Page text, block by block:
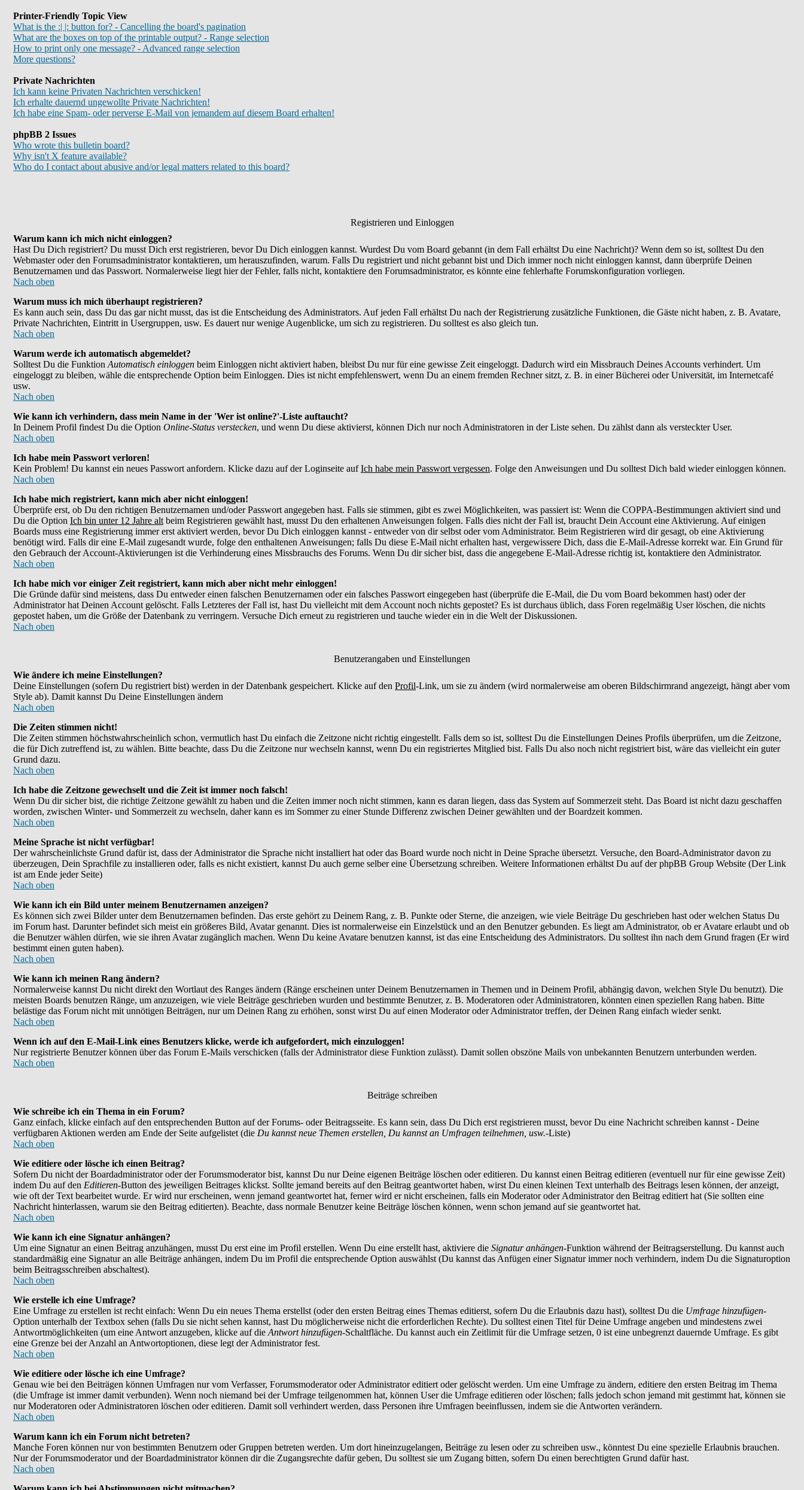
Printer-Friendly Topic View
What is the :| |: button for? - Cancelling the board's pagination
What are the boxes on top of the printable output? - Range selection
How to print only one message? - Advanced range selection
More questions?
Private Nachrichten
Ich kann keine Privaten Nachrichten verschicken!
Ich erhalte dauernd ungewollte Private Nachrichten!
Ich habe eine Spam- oder perverse E-Mail von jemandem auf diesem Board erhalten!
phpBB 2 Issues
Who wrote this bulletin board?
Why isn't X feature available?
Who do I contact about abusive and/or legal matters related to this board?
Registrieren und Einloggen
Warum kann ich mich nicht einloggen?
Hast Du Dich registriert? Du musst Dich erst registrieren, bevor Du Dich einloggen kannst. Wurdest Du vom Board gebannt (in dem Fall erhältst Du eine Nachricht)? Wenn dem so ist, solltest Du den
Webmaster oder den Forumsadministrator kontaktieren, um herauszufinden, warum. Falls Du registriert und nicht gebannt bist und Dich immer noch nicht einloggen kannst, dann überprüfe Deinen
Benutzernamen und das Passwort. Normalerweise liegt hier der Fehler, falls nicht, kontaktiere den Forumsadministrator, es könnte eine fehlerhafte Forumskonfiguration vorliegen.
Nach oben
Warum muss ich mich überhaupt registrieren?
Es kann auch sein, dass Du das gar nicht musst, das ist die Entscheidung des Administrators. Auf jeden Fall erhältst Du nach der Registrierung zusätzliche Funktionen, die Gäste nicht haben, z. B. Avatare,
Private Nachrichten, Eintritt in Usergruppen, usw. Es dauert nur wenige Augenblicke, um sich zu registrieren. Du solltest es also gleich tun.
Nach oben
Warum werde ich automatisch abgemeldet?
Solltest Du die Funktion Automatisch einloggen beim Einloggen nicht aktiviert haben, bleibst Du nur für eine gewisse Zeit eingeloggt. Dadurch wird ein Missbrauch Deines Accounts verhindert. Um
eingeloggt zu bleiben, wähle die entsprechende Option beim Einloggen. Dies ist nicht empfehlenswert, wenn Du an einem fremden Rechner sitzt, z. B. in einer Bücherei oder Universität, im Internetcafé
usw.
Nach oben
Wie kann ich verhindern, dass mein Name in der 'Wer ist online?'-Liste auftaucht?
In Deinem Profil findest Du die Option Online-Status verstecken, und wenn Du diese aktivierst, können Dich nur noch Administratoren in der Liste sehen. Du zählst dann als versteckter User.
Nach oben
Ich habe mein Passwort verloren!
Kein Problem! Du kannst ein neues Passwort anfordern. Klicke dazu auf der Loginseite aufIch habe mein Passwort vergessen. Folge den Anweisungen und Du solltest Dich bald wieder einloggen können.
Nach oben
Ich habe mich registriert, kann mich aber nicht einloggen!
Überprüfe erst, ob Du den richtigen Benutzernamen und/oder Passwort angegeben hast. Falls sie stimmen, gibt es zwei Möglichkeiten, was passiert ist: Wenn die COPPA-Bestimmungen aktiviert sind und
Du die Option Ich bin unter 12 Jahre alt beim Registrieren gewählt hast, musst Du den erhaltenen Anweisungen folgen. Falls dies nicht der Fall ist, braucht Dein Account eine Aktivierung. Auf einigen
Boards muss eine Registrierung immer erst aktiviert werden, bevor Du Dich einloggen kannst - entweder von dir selbst oder vom Administrator. Beim Registrieren wird dir gesagt, ob eine Aktivierung
benötigt wird. Falls dir eine E-Mail zugesandt wurde, folge den enthaltenen Anweisungen; falls Du diese E-Mail nicht erhalten hast, vergewissere Dich, dass die E-Mail-Adresse korrekt war. Ein Grund für
den Gebrauch der Account-Aktivierungen ist die Verhinderung eines Missbrauchs des Forums. Wenn Du dir sicher bist, dass die angegebene E-Mail-Adresse richtig ist, kontaktiere den Administrator.
Nach oben
Ich habe mich vor einiger Zeit registriert, kann mich aber nicht mehr einloggen!
Die Gründe dafür sind meistens, dass Du entweder einen falschen Benutzernamen oder ein falsches Passwort eingegeben hast (überprüfe die E-Mail, die Du vom Board bekommen hast) oder der
Administrator hat Deinen Account gelöscht. Falls Letzteres der Fall ist, hast Du vielleicht mit dem Account noch nichts gepostet? Es ist durchaus üblich, dass Foren regelmäßig User löschen, die nichts
gepostet haben, um die Größe der Datenbank zu verringern. Versuche Dich erneut zu registrieren und tauche wieder ein in die Welt der Diskussionen.
Nach oben
Benutzerangaben und Einstellungen
Wie ändere ich meine Einstellungen?
Deine Einstellungen (sofern Du registriert bist) werden in der Datenbank gespeichert. Klicke auf den Profil-Link, um sie zu ändern (wird normalerweise am oberen Bildschirmrand angezeigt, hängt aber vom
Style ab). Damit kannst Du Deine Einstellungen ändern
Nach oben
Die Zeiten stimmen nicht!
Die Zeiten stimmen höchstwahrscheinlich schon, vermutlich hast Du einfach die Zeitzone nicht richtig eingestellt. Falls dem so ist, solltest Du die Einstellungen Deines Profils überprüfen, um die Zeitzone,
die für Dich zutreffend ist, zu wählen. Bitte beachte, dass Du die Zeitzone nur wechseln kannst, wenn Du ein registriertes Mitglied bist. Falls Du also noch nicht registriert bist, wäre das vielleicht ein guter
Grund dazu.
Nach oben
Ich habe die Zeitzone gewechselt und die Zeit ist immer noch falsch!
Wenn Du dir sicher bist, die richtige Zeitzone gewählt zu haben und die Zeiten immer noch nicht stimmen, kann es daran liegen, dass das System auf Sommerzeit steht. Das Board ist nicht dazu geschaffen
worden, zwischen Winter- und Sommerzeit zu wechseln, daher kann es im Sommer zu einer Stunde Differenz zwischen Deiner gewählten und der Boardzeit kommen.
Nach oben
Meine Sprache ist nicht verfügbar!
Der wahrscheinlichste Grund dafür ist, dass der Administrator die Sprache nicht installiert hat oder das Board wurde noch nicht in Deine Sprache übersetzt. Versuche, den Board-Administrator davon zu
überzeugen, Dein Sprachfile zu installieren oder, falls es nicht existiert, kannst Du auch gerne selber eine Übersetzung schreiben. Weitere Informationen erhältst Du auf der phpBB Group Website (Der Link
ist am Ende jeder Seite)
Nach oben
Wie kann ich ein Bild unter meinem Benutzernamen anzeigen?
Es können sich zwei Bilder unter dem Benutzernamen befinden. Das erste gehört zu Deinem Rang, z. B. Punkte oder Sterne, die anzeigen, wie viele Beiträge Du geschrieben hast oder welchen Status Du
im Forum hast. Darunter befindet sich meist ein größeres Bild, Avatar genannt. Dies ist normalerweise ein Einzelstück und an den Benutzer gebunden. Es liegt am Administrator, ob er Avatare erlaubt und ob
die Benutzer wählen dürfen, wie sie ihren Avatar zugänglich machen. Wenn Du keine Avatare benutzen kannst, ist das eine Entscheidung des Administrators. Du solltest ihn nach dem Grund fragen (Er wird
bestimmt einen guten haben).
Nach oben
Wie kann ich meinen Rang ändern?
Normalerweise kannst Du nicht direkt den Wortlaut des Ranges ändern (Ränge erscheinen unter Deinem Benutzernamen in Themen und in Deinem Profil, abhängig davon, welchen Style Du benutzt). Die
meisten Boards benutzen Ränge, um anzuzeigen, wie viele Beiträge geschrieben wurden und bestimmte Benutzer, z. B. Moderatoren oder Administratoren, könnten einen speziellen Rang haben. Bitte
belästige das Forum nicht mit unnötigen Beiträgen, nur um Deinen Rang zu erhöhen, sonst wirst Du auf einen Moderator oder Administrator treffen, der Deinen Rang einfach wieder senkt.
Nach oben
Wenn ich auf den E-Mail-Link eines Benutzers klicke, werde ich aufgefordert, mich einzuloggen!
Nur registrierte Benutzer können über das Forum E-Mails verschicken (falls der Administrator diese Funktion zulässt). Damit sollen obszöne Mails von unbekannten Benutzern unterbunden werden.
Nach oben
Beiträge schreiben
Wie schreibe ich ein Thema in ein Forum?
Ganz einfach, klicke einfach auf den entsprechenden Button auf der Forums- oder Beitragsseite. Es kann sein, dass Du Dich erst registrieren musst, bevor Du eine Nachricht schreiben kannst - Deine
verfügbaren Aktionen werden am Ende der Seite aufgelistet (die Du kannst neue Themen erstellen, Du kannst an Umfragen teilnehmen, usw.-Liste)
Nach oben
Wie editiere oder lösche ich einen Beitrag?
Sofern Du nicht der Boardadministrator oder der Forumsmoderator bist, kannst Du nur Deine eigenen Beiträge löschen oder editieren. Du kannst einen Beitrag editieren (eventuell nur für eine gewisse Zeit)
indem Du auf den Editieren-Button des jeweiligen Beitrages klickst. Sollte jemand bereits auf den Beitrag geantwortet haben, wirst Du einen kleinen Text unterhalb des Beitrags lesen können, der anzeigt,
wie oft der Text bearbeitet wurde. Er wird nur erscheinen, wenn jemand geantwortet hat, ferner wird er nicht erscheinen, falls ein Moderator oder Administrator den Beitrag editiert hat (Sie sollten eine
Nachricht hinterlassen, warum sie den Beitrag editierten). Beachte, dass normale Benutzer keine Beiträge löschen können, wenn schon jemand auf sie geantwortet hat.
Nach oben
Wie kann ich eine Signatur anhängen?
Um eine Signatur an einen Beitrag anzuhängen, musst Du erst eine im Profil erstellen. Wenn Du eine erstellt hast, aktiviere die Signatur anhängen-Funktion während der Beitragserstellung. Du kannst auch
standardmäßig eine Signatur an alle Beiträge anhängen, indem Du im Profil die entsprechende Option auswählst (Du kannst das Anfügen einer Signatur immer noch verhindern, indem Du die Signaturoption
beim Beitragsschreiben abschaltest).
Nach oben
Wie erstelle ich eine Umfrage?
Eine Umfrage zu erstellen ist recht einfach: Wenn Du ein neues Thema erstellst (oder den ersten Beitrag eines Themas editierst, sofern Du die Erlaubnis dazu hast), solltest Du die Umfrage hinzufügen-
Option unterhalb der Textbox sehen (falls Du sie nicht sehen kannst, hast Du möglicherweise nicht die erforderlichen Rechte). Du solltest einen Titel für Deine Umfrage angeben und mindestens zwei
Antwortmöglichkeiten (um eine Antwort anzugeben, klicke auf die Antwort hinzufügen-Schaltfläche. Du kannst auch ein Zeitlimit für die Umfrage setzen, 0 ist eine unbegrenzt dauernde Umfrage. Es gibt
eine Grenze bei der Anzahl an Antwortoptionen, diese legt der Administrator fest.
Nach oben
Wie editiere oder lösche ich eine Umfrage?
Genau wie bei den Beiträgen können Umfragen nur vom Verfasser, Forumsmoderator oder Administrator editiert oder gelöscht werden. Um eine Umfrage zu ändern, editiere den ersten Beitrag im Thema
(die Umfrage ist immer damit verbunden). Wenn noch niemand bei der Umfrage teilgenommen hat, können User die Umfrage editieren oder löschen; falls jedoch schon jemand mit gestimmt hat, können sie
nur Moderatoren oder Administratoren löschen oder editieren. Damit soll verhindert werden, dass Personen ihre Umfragen beeinflussen, indem sie die Antworten verändern.
Nach oben
Warum kann ich ein Forum nicht betreten?
Manche Foren können nur von bestimmten Benutzern oder Gruppen betreten werden. Um dort hineinzugelangen, Beiträge zu lesen oder zu schreiben usw., könntest Du eine spezielle Erlaubnis brauchen.
Nur der Forumsmoderator und der Boardadministrator können dir die Zugangsrechte dafür geben, Du solltest sie um Zugang bitten, sofern Du einen berechtigten Grund dafür hast.
Nach oben